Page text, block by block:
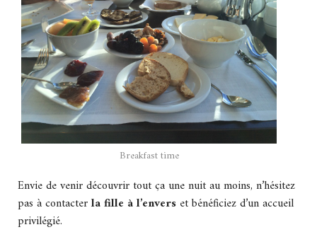
Breakfast time
Envie de venir découvrir tout ça une nuit au moins, n’hésitez
pas à contacterla fille à l’envers et bénéficiez d’un accueil
privilégié.